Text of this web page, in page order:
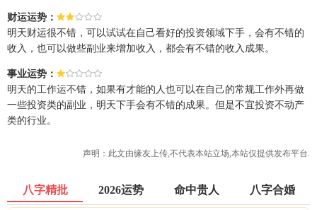
财运运势：
明天财运很不错，可以试试在自己看好的投资领域下手，会有不错的
收入，也可以做些副业来增加收入，都会有不错的收入成果。
事业运势：
明天的工作运不错，如果有才能的人也可以在自己的常规工作外再做
一些投资类的副业，明天下手会有不错的成果。但是不宜投资不动产
类的行业。
声明：此文由缘友 上传,不代表本站立场,本站仅提供发布平台.
八字精批 2026运势 命中贵人 八字合婚